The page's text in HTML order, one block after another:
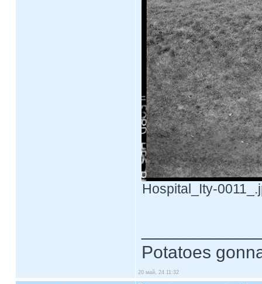
Hospital_Ity-
Potatoes
20 май, 24 11:32